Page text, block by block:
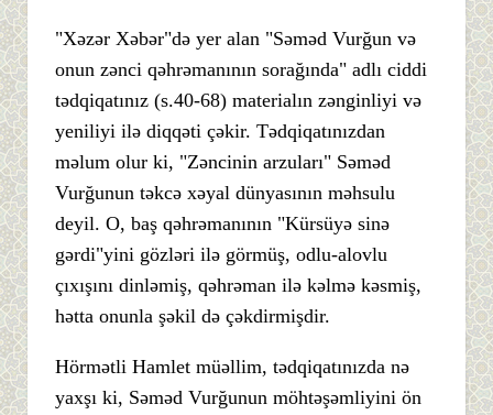
"Xəzər Xəbər"də yer alan "Səməd Vurğun və
onun zənci qəhrəmanının sorağında" adlı ciddi
tədqiqatınız (s.40-68) materialın zənginliyi və
yeniliyi ilə diqqəti çəkir. Tədqiqatınızdan
məlum olur ki, "Zəncinin arzuları" Səməd
Vurğunun təkcə xəyal dünyasının məhsulu
deyil. O, baş qəhrəmanının "Kürsüyə sinə
gərdi"yini gözləri ilə görmüş, odlu-alovlu
çıxışını dinləmiş, qəhrəman ilə kəlmə kəsmiş,
hətta onunla şəkil də çəkdirmişdir.
Hörmətli Hamlet müəllim, tədqiqatınızda nə
yaxşı ki, Səməd Vurğunun möhtəşəmliyini ön